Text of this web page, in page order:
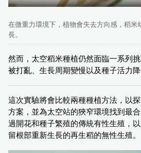
在微重力環境下，植物會失去方向感，稻米
長。
然而，太空稻米種植仍然面臨一系列
被打亂、生長周期變慢以及種子活力降
這次實驗將會比較兩種種植方法，以
方案，並為太空站的狹窄環境找到最
過開花和種子繁殖的傳統有性生殖，
留根部重新生長的再生稻的無性生殖。